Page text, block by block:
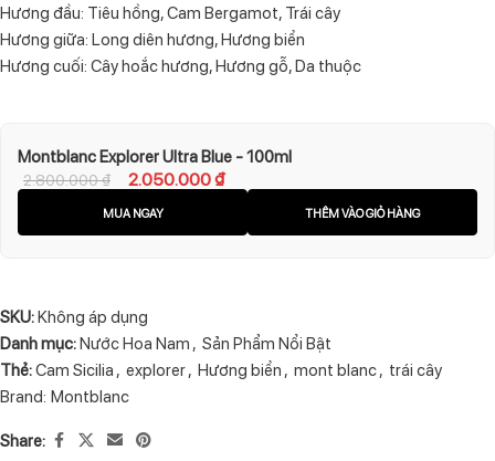
Hương đầu: Tiêu hồng, Cam Bergamot, Trái cây
Hương giữa: Long diên hương, Hương biển
Hương cuối: Cây hoắc hương, Hương gỗ, Da thuộc
Montblanc Explorer Ultra Blue - 100ml
2.800.000₫ 2.050.000₫
MUA NGAY THÊM VÀO GIỎ HÀNG
SKU:Không áp dụng
Danh mục:Nước Hoa Nam , Sản Phẩm Nổi Bật
Thẻ:Cam Sicilia , explorer, Hương biển , mont blanc, trái cây
Brand: Montblanc
Share: